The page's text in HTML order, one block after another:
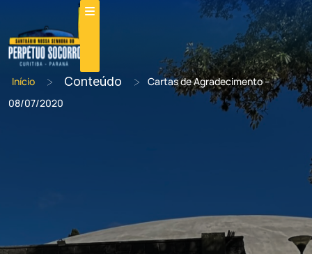
Início > Conteúdo >
Cartas de Agradecimento –
08/07/2020